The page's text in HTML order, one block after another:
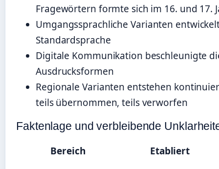
Fragewörtern formte sich im 16. und 17.
Umgangssprachliche Varianten
Standardsprache
Digitale Kommunikation beschleunigte
Ausdrucksformen
Regionale Varianten entstehen
teils übernommen, teils verworfen
Faktenlage und verbleibende
Bereich
Etabliert